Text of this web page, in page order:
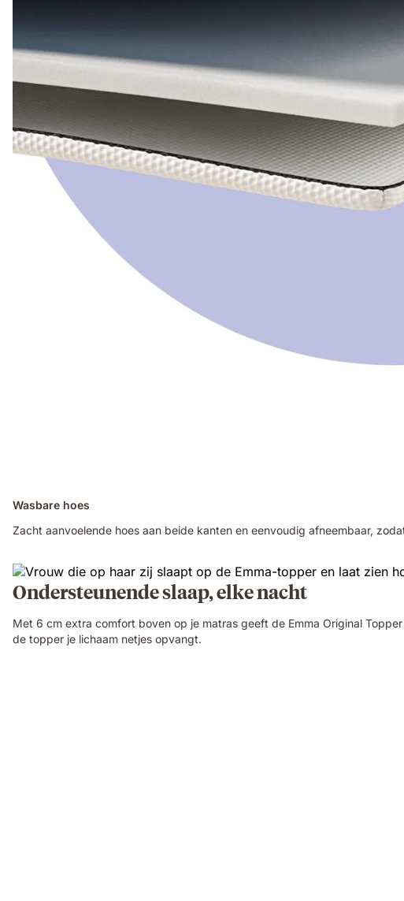
Wasbare hoes
Zacht aanvoelende hoes aan beide kanten en eenvoudig afneembaar,
Ondersteunende slaap, elke nacht
Met 6 cm extra comfort boven op je matras geeft de Emma Original
de topper je lichaam netjes opvangt.